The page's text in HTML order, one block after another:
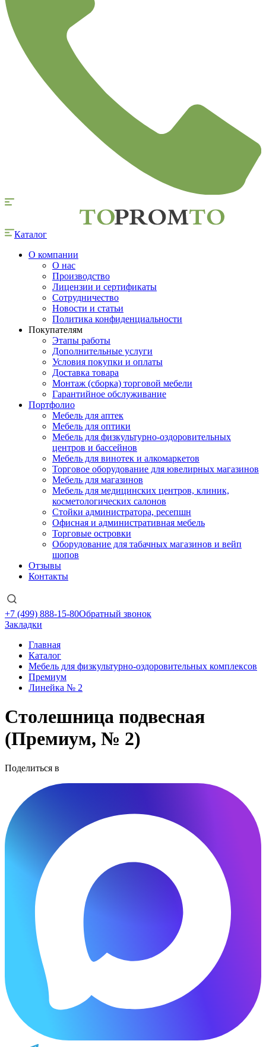
Каталог
О компании
О нас
Производство
Лицензии и сертификаты
Сотрудничество
Новости и статьи
Политика конфиденциальности
Покупателям
Этапы работы
Дополнительные услуги
Условия покупки и оплаты
Доставка товара
Монтаж (сборка) торговой мебели
Гарантийное обслуживание
Портфолио
Мебель для аптек
Мебель для оптики
Мебель для физкультурно-оздоровительных
центров и бассейнов
Мебель для винотек и алкомаркетов
Торговое оборудование для ювелирных магазинов
Мебель для магазинов
Мебель для медицинских центров, клиник,
косметологических салонов
Стойки администратора, ресепшн
Офисная и административная мебель
Торговые островки
Оборудование для табачных магазинов и вейп
шопов
Отзывы
Контакты
+7 (499) 888-15-80Обратный звонок
Закладки
Главная
Каталог
Мебель для физкультурно-оздоровительных комплексов
Премиум
Линейка № 2
Столешница подвесная
(Премиум, № 2)
Поделиться в